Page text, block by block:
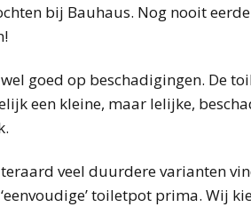
bij Bauhaus. Nog nooit
goed op beschadigingen. De
een kleine, maar lelijke,
veel duurdere varianten
toiletpot prima. Wij